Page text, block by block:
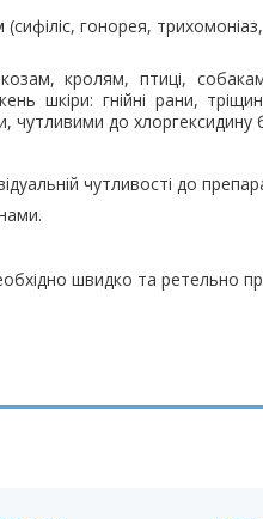
гонорея,
кролям, птиці,
шкіри: гнійні рани,
чутливими до хлоргексидину
чутливості до
швидко та ретельно